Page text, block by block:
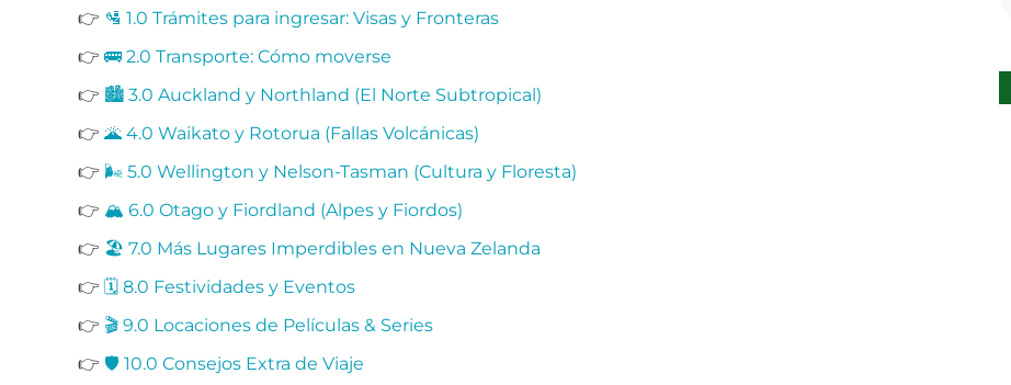
👉 🛂 1.0 Trámites para ingresar: Visas y Fronteras
👉 🚌 2.0 Transporte: Cómo moverse
👉 🏙️ 3.0 Auckland y Northland (El Norte Subtropical)
👉 🌋 4.0 Waikato y Rotorua (Fallas Volcánicas)
👉 🌬️ 5.0 Wellington y Nelson-Tasman (Cultura y Floresta)
👉 🏔️ 6.0 Otago y Fiordland (Alpes y Fiordos)
👉 🏖️ 7.0 Más Lugares Imperdibles en Nueva Zelanda
👉 🗓️ 8.0 Festividades y Eventos
👉 🎬 9.0 Locaciones de Películas & Series
👉 🛡️ 10.0 Consejos Extra de Viaje